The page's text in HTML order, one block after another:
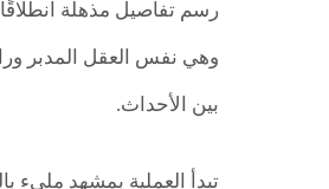
بين الأحداث.
تبدأ العملية بمشهد مليء